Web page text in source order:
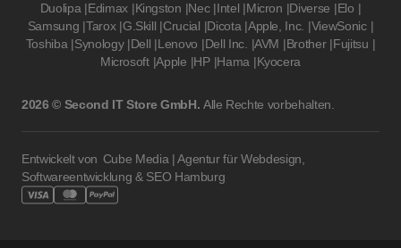
Duolipa |Edimax |Kingston |Nec |Intel |Micron |Diverse |Elo |
Samsung |Tarox |G.Skill |Crucial |Dicota |Apple, Inc. |ViewSonic |
Toshiba |Synology |Dell |Lenovo |Dell Inc. |AVM |Brother |Fujitsu |
Microsoft |Apple |HP |Hama |Kyocera
2026 © Second IT Store GmbH. Alle Rechte vorbehalten.
Entwickelt von Cube Media | Agentur für Webdesign,
Softwareentwicklung & SEO Hamburg